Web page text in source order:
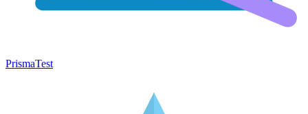
PrismaTest